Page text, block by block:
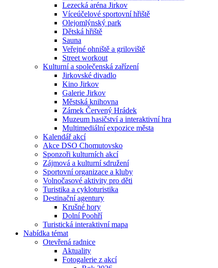
Lezecká aréna Jirkov
Víceúčelové sportovní hřiště
Olejomlýnský park
Dětská hřiště
Sauna
Veřejné ohniště a griloviště
Street workout
Kulturní a společenská zařízení
Jirkovské divadlo
Kino Jirkov
Galerie Jirkov
Městská knihovna
Zámek Červený Hrádek
Muzeum hasičství a interaktivní hra
Multimediální expozice města
Kalendář akcí
Akce DSO Chomutovsko
Sponzoři kulturních akcí
Zájmová a kulturní sdružení
Sportovní organizace a kluby
Volnočasové aktivity pro děti
Turistika a cykloturistika
Destinační agentury
Krušné hory
Dolní Poohří
Turistická interaktivní mapa
Nabídka témat
Otevřená radnice
Aktuality
Fotogalerie z akcí